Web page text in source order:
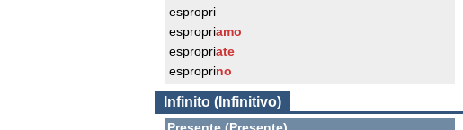
espropri
espropriamo
espropriate
esproprino
Infinito (Infinitivo)